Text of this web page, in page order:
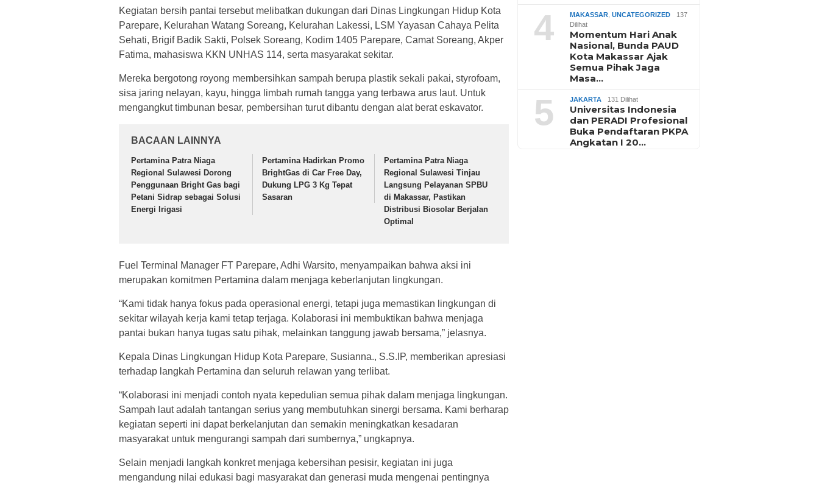
Kegiatan bersih pantai tersebut melibatkan dukungan dari Dinas Lingkungan Hidup Kota
Parepare, Kelurahan Watang Soreang, Kelurahan Lakessi, LSM Yayasan Cahaya Pelita
Sehati, Brigif Badik Sakti, Polsek Soreang, Kodim 1405 Parepare, Camat Soreang, Akper
Fatima, mahasiswa KKN UNHAS 114, serta masyarakat sekitar.
Mereka bergotong royong membersihkan sampah berupa plastik sekali pakai, styrofoam,
sisa jaring nelayan, kayu, hingga limbah rumah tangga yang terbawa arus laut. Untuk
mengangkut timbunan besar, pembersihan turut dibantu dengan alat berat eskavator.
BACAAN LAINNYA
Pertamina Patra Niaga
Regional Sulawesi Dorong
Penggunaan Bright Gas bagi
Petani Sidrap sebagai Solusi
Energi Irigasi
Pertamina Hadirkan Promo
BrightGas di Car Free Day,
Dukung LPG 3 Kg Tepat
Sasaran
Pertamina Patra Niaga
Regional Sulawesi Tinjau
Langsung Pelayanan SPBU
di Makassar, Pastikan
Distribusi Biosolar Berjalan
Optimal
Fuel Terminal Manager FT Parepare, Adhi Warsito, menyampaikan bahwa aksi ini
merupakan komitmen Pertamina dalam menjaga keberlanjutan lingkungan.
“Kami tidak hanya fokus pada operasional energi, tetapi juga memastikan lingkungan di
sekitar wilayah kerja kami tetap terjaga. Kolaborasi ini membuktikan bahwa menjaga
pantai bukan hanya tugas satu pihak, melainkan tanggung jawab bersama,” jelasnya.
Kepala Dinas Lingkungan Hidup Kota Parepare, Susianna., S.S.IP, memberikan apresiasi
terhadap langkah Pertamina dan seluruh relawan yang terlibat.
“Kolaborasi ini menjadi contoh nyata kepedulian semua pihak dalam menjaga lingkungan.
Sampah laut adalah tantangan serius yang membutuhkan sinergi bersama. Kami berharap
kegiatan seperti ini dapat berkelanjutan dan semakin meningkatkan kesadaran
masyarakat untuk mengurangi sampah dari sumbernya,” ungkapnya.
Selain menjadi langkah konkret menjaga kebersihan pesisir, kegiatan ini juga
mengandung nilai edukasi bagi masyarakat dan generasi muda mengenai pentingnya
4 MAKASSAR ,UNCATEGORIZED
137
Dilihat
Momentum Hari Anak
Nasional, Bunda PAUD
Kota Makassar Ajak
Semua Pihak Jaga
Masa…
5 JAKARTA 131 Dilihat
Universitas Indonesia
dan PERADI Profesional
Buka Pendaftaran PKPA
Angkatan I 20…